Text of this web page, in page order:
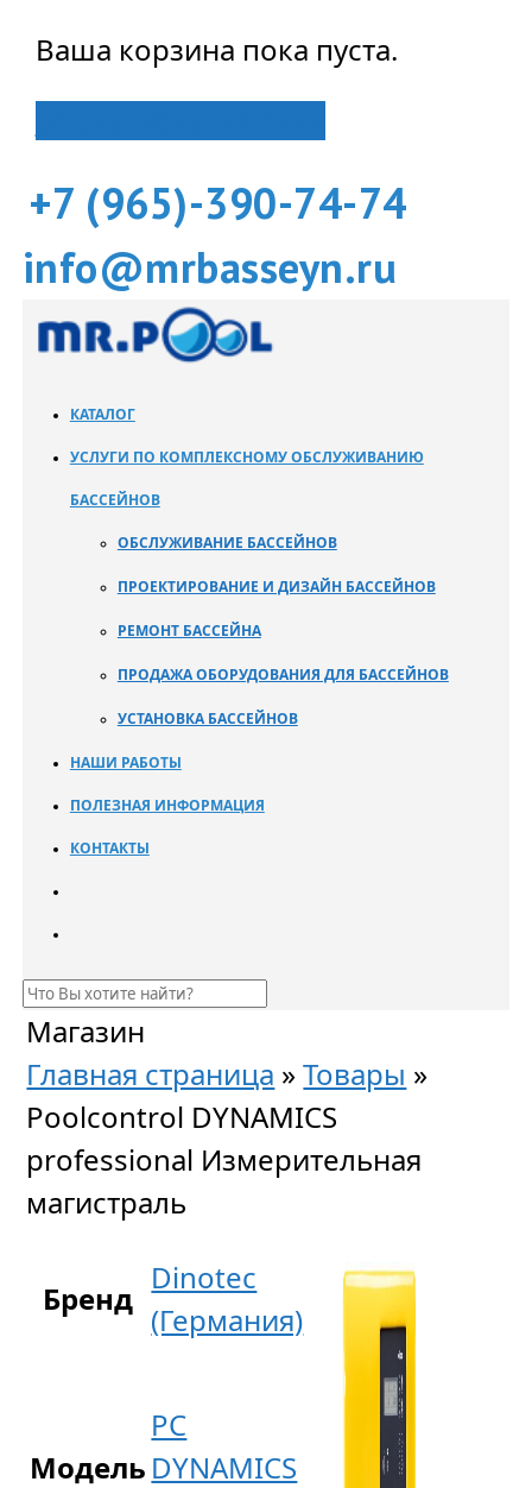
Ваша корзина пока пуста.
+7 (965)-390-74-74
info@mrbasseyn.ru
КАТАЛОГ
УСЛУГИ ПО КОМПЛЕКСНОМУ ОБСЛУЖИВАНИЮ
БАССЕЙНОВ
ОБСЛУЖИВАНИЕ БАССЕЙНОВ
ПРОЕКТИРОВАНИЕ И ДИЗАЙН БАССЕЙНОВ
РЕМОНТ БАССЕЙНА
ПРОДАЖА ОБОРУДОВАНИЯ ДЛЯ БАССЕЙНОВ
УСТАНОВКА БАССЕЙНОВ
НАШИ РАБОТЫ
ПОЛЕЗНАЯ ИНФОРМАЦИЯ
КОНТАКТЫ
Магазин
Главная страница »Товары »
Poolcontrol DYNAMICS
professional Измерительная
магистраль
Бренд
Dinotec
(Германия)
Модель
PC
DYNAMICS